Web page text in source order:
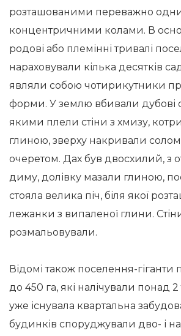
розташованими переважно
концентричними колами. В
родові або племінні тривалі
нараховували кілька десятків
являли собою чотирикутники
форми. У землю вбивали дубові
якими плели стіни з хмизу,
глиною, зверху накривали
очеретом. Дах був двосхилий, з
диму, долівку мазали глиною,
стояла велика піч, біля якої
лежанки з випаленої глини. Стіни
розмальовували.
Відомі також поселення-гіганти
до 450 га, які налічували понад 2
уже існувала квартальна
будинків споруджували дво- і